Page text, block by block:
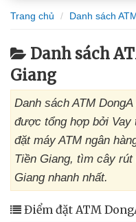
Trang chủ Danh sách
Danh sách
Giang
Danh sách ATM
được tổng hợp bởi Vay
đặt máy ATM ngân
Tiền Giang, tìm cây
Giang nhanh nhất.
Điểm đặt ATM